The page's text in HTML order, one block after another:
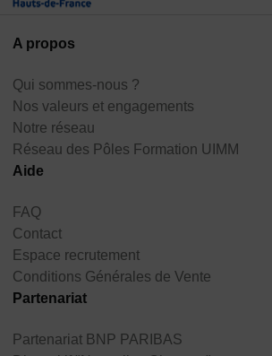
A propos
Qui sommes-nous ?
Nos valeurs et engagements
Notre réseau
Réseau des Pôles Formation UIMM
Aide
FAQ
Contact
Espace recrutement
Conditions Générales de Vente
Partenariat
Partenariat BNP PARIBAS